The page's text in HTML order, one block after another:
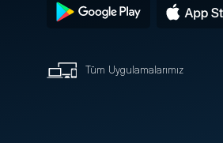
Tüm Uygulamalarımız